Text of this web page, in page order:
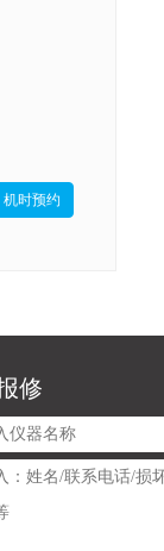
机时预约
修